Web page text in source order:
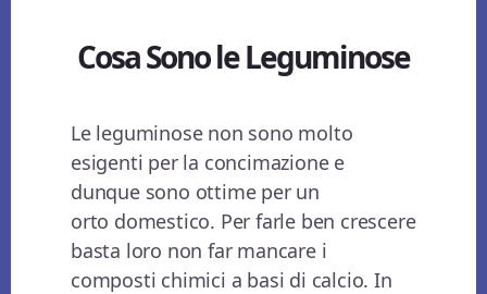
Cosa Sono le Leguminose
Le leguminose non sono molto
esigenti per la concimazione e
dunque sono ottime per un
orto domestico. Per farle ben crescere
basta loro non far mancare i
composti chimici a basi di calcio. In